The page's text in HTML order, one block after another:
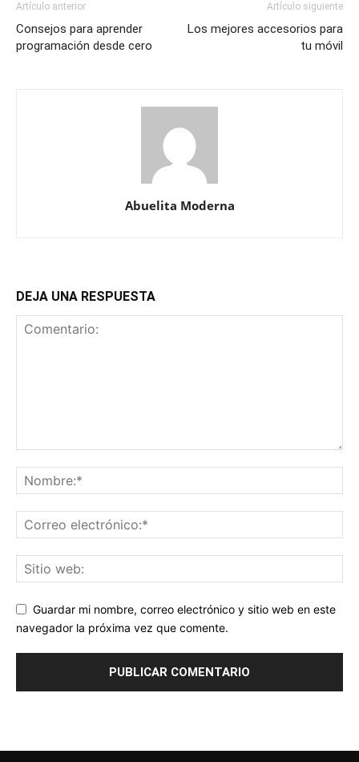
Artículo anterior
Consejos para aprender
programación desde cero
Artículo siguiente
Los mejores accesorios para
tu móvil
Abuelita Moderna
DEJA UNA RESPUESTA
Guardar mi nombre, correo electrónico y sitio web en este
navegador la próxima vez que comente.